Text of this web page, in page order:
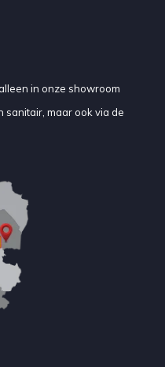
in onze showroom
maar ook via de